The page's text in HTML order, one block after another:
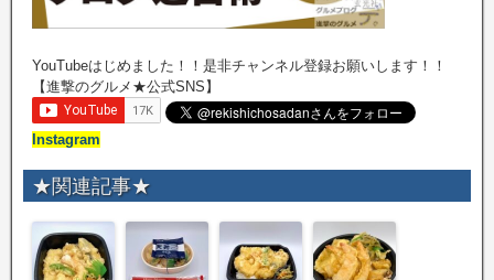
YouTubeはじめました！！是非チャンネル登録お願いします！！
【進撃のグルメ★公式SNS】
Instagram
★関連記事★